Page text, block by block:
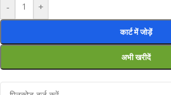
- +
कार्ट में जोड़ें
अभी खरीदें